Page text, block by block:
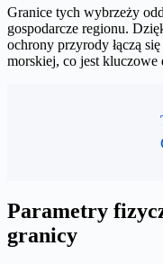
Granice tych wybrzeży
gospodarcze regionu.
ochrony przyrody łączą
morskiej, co jest kluczowe
Parametry
granicy